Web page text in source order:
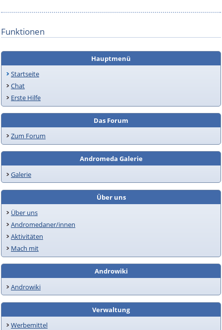
Funktionen
Hauptmenü
Startseite
Chat
Erste Hilfe
Das Forum
Zum Forum
Andromeda Galerie
Galerie
Über uns
Über uns
Andromedaner/innen
Aktivitäten
Mach mit
Androwiki
Androwiki
Verwaltung
Werbemittel